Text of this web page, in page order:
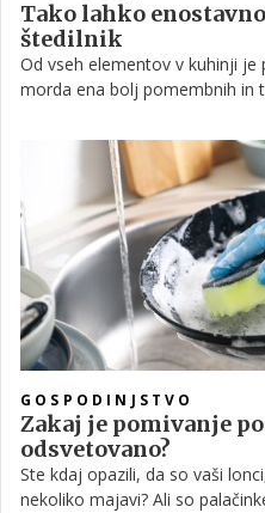
Tako lahko
štedilnik
Od vseh elementov v kuhinji je
morda ena bolj pomembnih in
vam nekaj napotkov, kako si
GOSPODINJSTVO
Zakaj je pomivanje
odsvetovano?
Ste kdaj opazili, da so vaši
nekoliko majavi? Ali so